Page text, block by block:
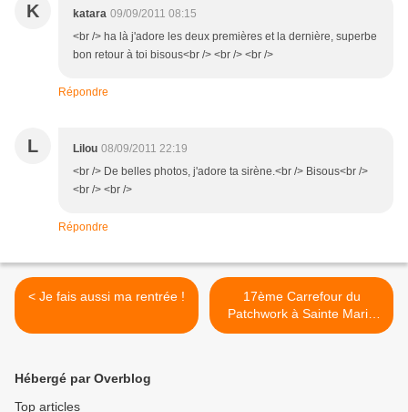
K katara 09/09/2011 08:15
<br /> ha là j'adore les deux premières et la dernière, superbe
bon retour à toi bisous<br /> <br /> <br />
Répondre
L Lilou 08/09/2011 22:19
<br /> De belles photos, j'adore ta sirène.<br /> Bisous<br />
<br /> <br />
Répondre
< Je fais aussi ma rentrée !
17ème Carrefour du
Patchwork à Sainte Marie
aux Mines - 1 >
Hébergé par Overblog
Top articles